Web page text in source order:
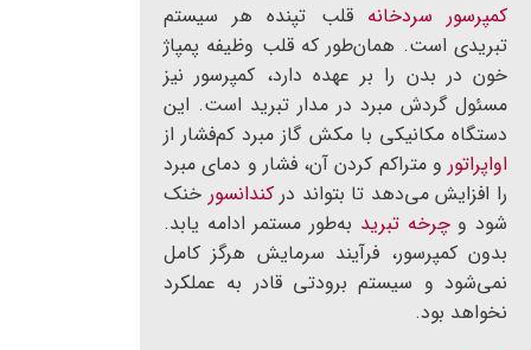
کمپرسور سردخانه قلب تپنده هر سیستم
تبریدی است. همان‌طور که قلب وظیفه پمپاژ
خون در بدن را بر عهده دارد، کمپرسور نیز
مسئول گردش مبرد در مدار تبرید است. این
دستگاه مکانیکی با مکش گاز مبرد کم‌فشار از
اواپراتور و متراکم کردن آن، فشار و دمای مبرد
را افزایش می‌دهد تا بتواند درکندانسور خنک
شود وچرخه تبرید به‌طور مستمر ادامه یابد.
بدون کمپرسور، فرآیند سرمایش هرگز کامل
نمی‌شود و سیستم برودتی قادر به عملکرد
نخواهد بود.